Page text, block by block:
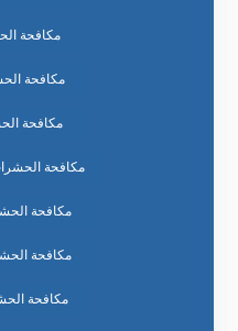
مكافحة
مكافحة
مكافحة
مكافحة
مكافحة
مكافحة
مكافحة